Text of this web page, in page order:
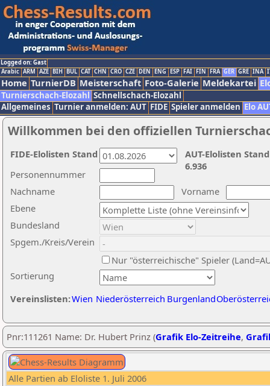
Logged on: Gast
Arabic ARM AZE BIH BUL CAT CHN CRO CZE DEN ENG ESP FAI FIN FRA GER GRE INA
Home TurnierDB Meisterschaft Foto-Galerie Meldekartei
Turnierschach-Elozahl Schnellschach-Elozahl
Allgemeines Turnier anmelden: AUT FIDE Spieler anmelden Elo
Willkommen bei den offiziellen
Nachname
Vorname
Ebene
Sortierung
Personennummer
Bundesland
Spgem./Kreis/Verein
Nur "österreichische" Spieler
Vereinslisten:Wien Niederösterreich Burgenland
AUT-Elolisten
6.936
FIDE-Elolisten Stand
Pnr:111261 Name: Dr. Hubert Prinz (Grafik Elo-Zeitreihe,
Alle Partien ab Eloliste 1. Juli 2006